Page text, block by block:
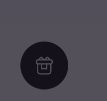
Icon